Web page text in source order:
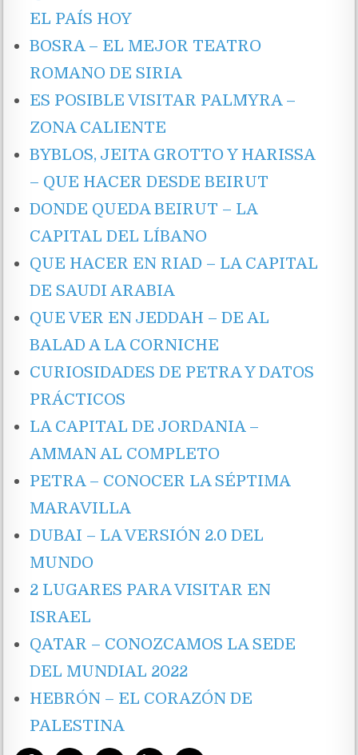
EL PAÍS HOY
BOSRA – EL MEJOR TEATRO
ROMANO DE SIRIA
ES POSIBLE VISITAR PALMYRA –
ZONA CALIENTE
BYBLOS, JEITA GROTTO Y HARISSA
– QUE HACER DESDE BEIRUT
DONDE QUEDA BEIRUT – LA
CAPITAL DEL LÍBANO
QUE HACER EN RIAD – LA CAPITAL
DE SAUDI ARABIA
QUE VER EN JEDDAH – DE AL
BALAD A LA CORNICHE
CURIOSIDADES DE PETRA Y DATOS
PRÁCTICOS
LA CAPITAL DE JORDANIA –
AMMAN AL COMPLETO
PETRA – CONOCER LA SÉPTIMA
MARAVILLA
DUBAI – LA VERSIÓN 2.0 DEL
MUNDO
2 LUGARES PARA VISITAR EN
ISRAEL
QATAR – CONOZCAMOS LA SEDE
DEL MUNDIAL 2022
HEBRÓN – EL CORAZÓN DE
PALESTINA